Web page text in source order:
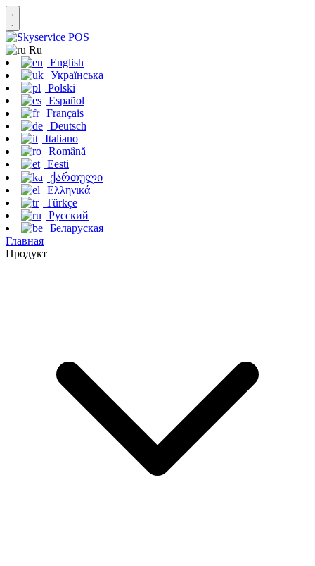
Ru
English
Українська
Polski
Español
Français
Deutsch
Italiano
Română
Eesti
ქართული
Ελληνικά
Türkçe
Русский
Беларуская
Главная
Продукт